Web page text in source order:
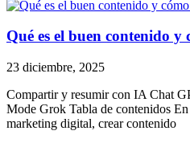
Qué es el buen contenido y
23 diciembre, 2025
Compartir y resumir con IA Chat
Mode Grok Tabla de contenidos
marketing digital, crear contenido